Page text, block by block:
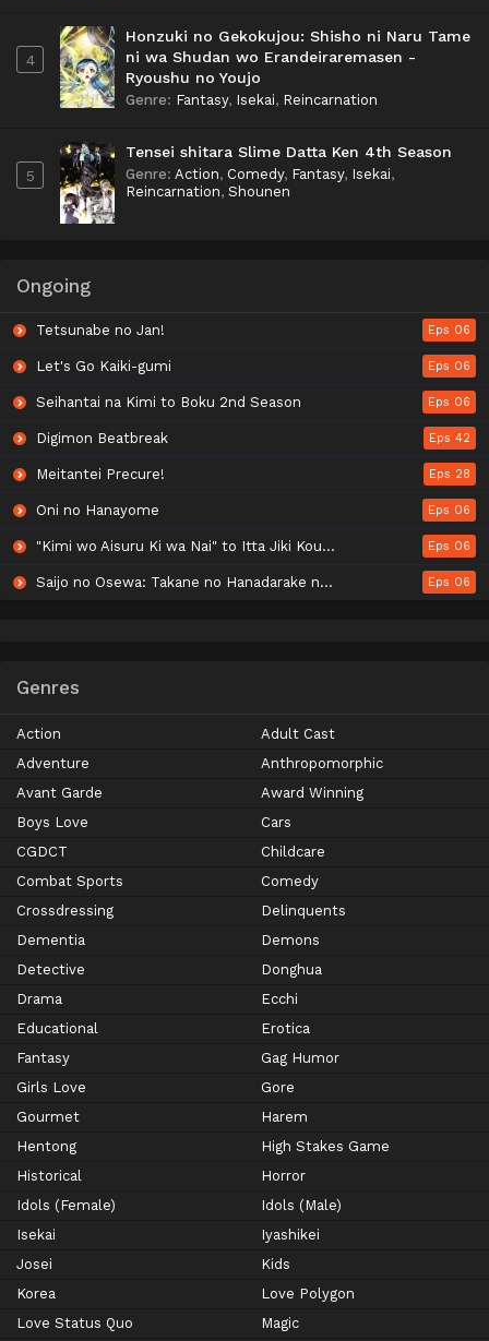
4
Honzuki no Gekokujou: Shisho ni Naru Tame
ni wa Shudan wo Erandeiraremasen -
Ryoushu no Youjo
Genre: Fantasy, Isekai, Reincarnation
5
Tensei shitara Slime Datta Ken 4th Season
Genre: Action, Comedy, Fantasy, Isekai,
Reincarnation, Shounen
Ongoing
Tetsunabe no Jan! Eps 06
Let's Go Kaiki-gumi Eps 06
Seihantai na Kimi to Boku 2nd Season Eps 06
Digimon Beatbreak Eps 42
Meitantei Precure! Eps 28
Oni no Hanayome Eps 06
"Kimi wo Aisuru Ki wa Nai" to Itta Jiki Koushaku-sama ga Nazeka Dekiai shitekimasu Eps 06
Saijo no Osewa: Takane no Hanadarake na Meimonkou de, Gakuin Ichi no Ojousama (Seikatsu Nouryoku Kaimu) wo Kagenagara Osewa suru Koto ni Narimashita Eps 06
Genres
Action
Adult Cast
Adventure
Anthropomorphic
Avant Garde
Award Winning
Boys Love
Cars
CGDCT
Childcare
Combat Sports
Comedy
Crossdressing
Delinquents
Dementia
Demons
Detective
Donghua
Drama
Ecchi
Educational
Erotica
Fantasy
Gag Humor
Girls Love
Gore
Gourmet
Harem
Hentong
High Stakes Game
Historical
Horror
Idols (Female)
Idols (Male)
Isekai
Iyashikei
Josei
Kids
Korea
Love Polygon
Love Status Quo
Magic